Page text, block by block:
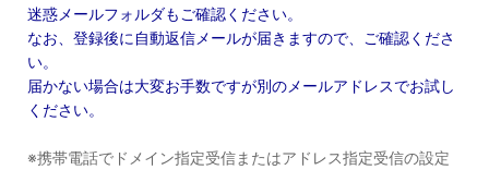
迷惑メールフォルダもご確認ください。
なお、登録後に自動返信メールが届きますので、ご確認くださ
い。
届かない場合は大変お手数ですが別のメールアドレスでお試し
ください。
※携帯電話でドメイン指定受信またはアドレス指定受信の設定